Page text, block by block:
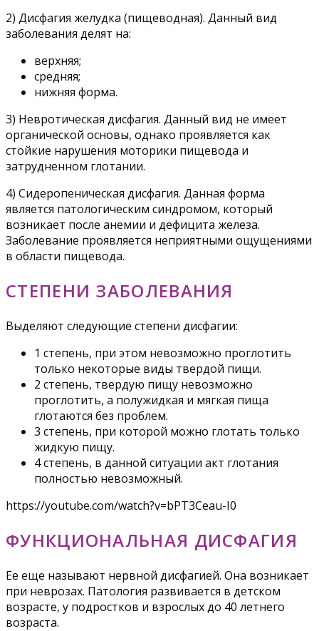
2) Дисфагия желудка (пищеводная). Данный вид
заболевания делят на:
верхняя;
средняя;
нижняя форма.
3) Невротическая дисфагия. Данный вид не имеет
органической основы, однако проявляется как
стойкие нарушения моторики пищевода и
затрудненном глотании.
4) Сидеропеническая дисфагия. Данная форма
является патологическим синдромом, который
возникает после анемии и дефицита железа.
Заболевание проявляется неприятными ощущениями
в области пищевода.
СТЕПЕНИ ЗАБОЛЕВАНИЯ
Выделяют следующие степени дисфагии:
1 степень, при этом невозможно проглотить
только некоторые виды твердой пищи.
2 степень, твердую пищу невозможно
проглотить, а полужидкая и мягкая пища
глотаются без проблем.
3 степень, при которой можно глотать только
жидкую пищу.
4 степень, в данной ситуации акт глотания
полностью невозможный.
https://youtube.com/watch?v=bPT3Ceau-I0
ФУНКЦИОНАЛЬНАЯ ДИСФАГИЯ
Ее еще называют нервной дисфагией. Она возникает
при неврозах. Патология развивается в детском
возрасте, у подростков и взрослых до 40 летнего
возраста.